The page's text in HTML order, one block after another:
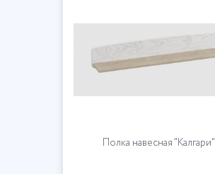
Полка навесная "Калгари"